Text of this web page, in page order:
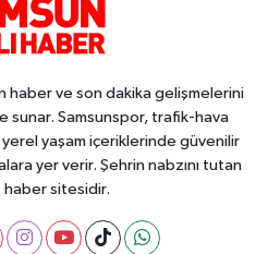
haber ve son dakika gelişmelerini
sunar. Samsunspor, trafik-hava
yaşam içeriklerinde güvenilir
yer verir. Şehrin nabzını tutan
haber sitesidir.